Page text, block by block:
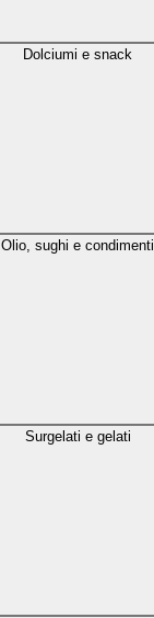
Dolciumi e snack
Olio, sughi e condimenti
Surgelati e gelati